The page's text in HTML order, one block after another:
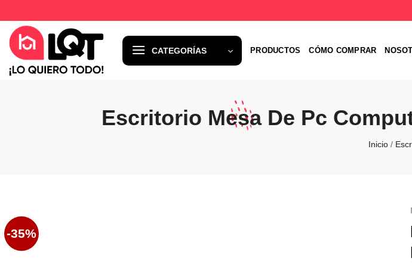
al
contenido
CATEGORÍAS PRODUCTOS CÓMO COMPRAR
Escritorio Mesa De Pc
Inicio /
-35%